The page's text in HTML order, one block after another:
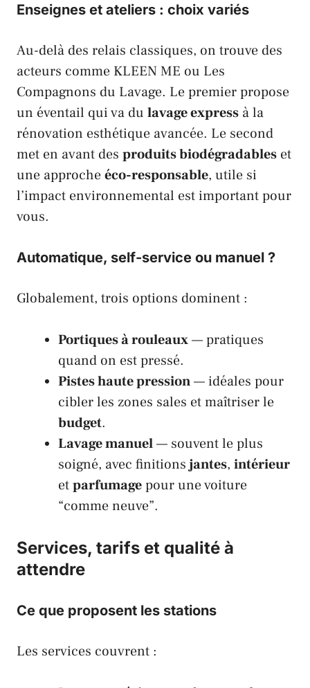
Enseignes et ateliers : choix variés
Au-delà des relais classiques, on trouve des
acteurs comme KLEEN ME ou Les
Compagnons du Lavage. Le premier propose
un éventail qui va du lavage express à la
rénovation esthétique avancée. Le second
met en avant des produits biodégradables et
une approcheéco-responsable, utile si
l’impact environnemental est important pour
vous.
Automatique, self-service ou manuel ?
Globalement, trois options dominent :
Portiques à rouleaux— pratiques
quand on est pressé.
Pistes haute pression— idéales pour
cibler les zones sales et maîtriser le
budget.
Lavage manuel— souvent le plus
soigné, avec finitions jantes, intérieur
etparfumagepour une voiture
“comme neuve”.
Services, tarifs et qualité à
attendre
Ce que proposent les stations
Les services couvrent :